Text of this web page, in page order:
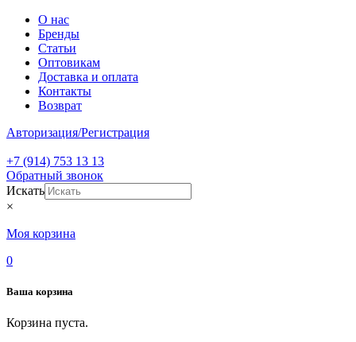
О нас
Бренды
Статьи
Оптовикам
Доставка и оплата
Контакты
Возврат
Авторизация/Регистрация
+7 (914) 753 13 13
Обратный звонок
Искать
×
Моя корзина
0
Ваша корзина
Корзина пуста.